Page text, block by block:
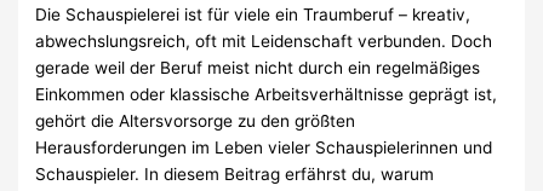
Die Schauspielerei ist für viele ein Traumberuf – kreativ,
abwechslungsreich, oft mit Leidenschaft verbunden. Doch
gerade weil der Beruf meist nicht durch ein regelmäßiges
Einkommen oder klassische Arbeitsverhältnisse geprägt ist,
gehört die Altersvorsorge zu den größten
Herausforderungen im Leben vieler Schauspielerinnen und
Schauspieler. In diesem Beitrag erfährst du, warum